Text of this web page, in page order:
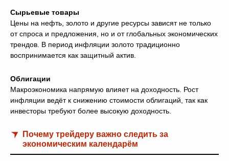
Сырьевые товары
Цены на нефть, золото и другие ресурсы зависят не только
от спроса и предложения, но и от глобальных экономических
трендов. В период инфляции золото традиционно
воспринимается как защитный актив.
Облигации
Макроэкономика напрямую влияет на доходность. Рост
инфляции ведёт к снижению стоимости облигаций, так как
инвесторы требуют более высокую доходность.
Почему трейдеру важно следить за
экономическим календарём